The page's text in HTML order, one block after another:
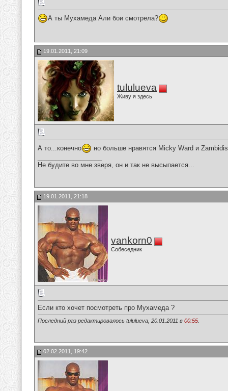
А ты Мухамеда Али бои смотрела?
19.01.2011, 21:09
tululueva
Живу я здесь
А то...конечно
но больше нравятся Micky Ward и
Не будите во мне зверя, он и так не высыпается...
19.01.2011, 21:18
vankorn0
Собеседник
Если кто хочет посмотреть про Мухамеда ?
Последний раз редактировалось tululueva, 20.01.2011 в 00:55
02.02.2011, 19:42